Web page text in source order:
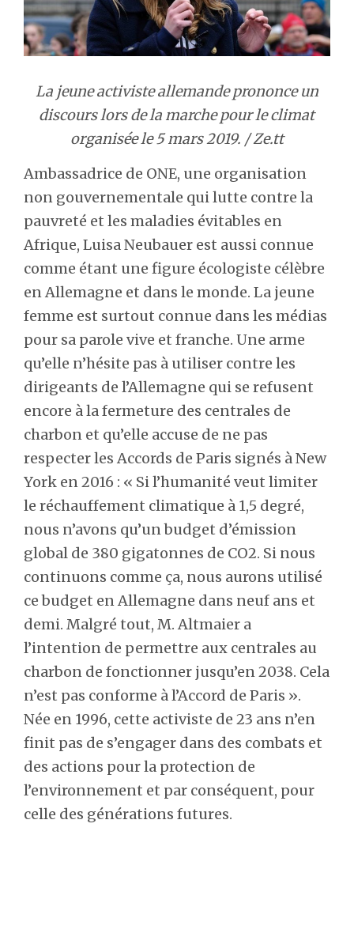
La jeune activiste allemande prononce un
discours lors de la marche pour le climat
organisée le 5 mars 2019. / Ze.tt
Ambassadrice de ONE, une organisation
non gouvernementale qui lutte contre la
pauvreté et les maladies évitables en
Afrique, Luisa Neubauer est aussi connue
comme étant une figure écologiste célèbre
en Allemagne et dans le monde. La jeune
femme est surtout connue dans les médias
pour sa parole vive et franche. Une arme
qu’elle n’hésite pas à utiliser contre les
dirigeants de l’Allemagne qui se refusent
encore à la fermeture des centrales de
charbon et qu’elle accuse de ne pas
respecter les Accords de Paris signés à New
York en 2016 : « Si l’humanité veut limiter
le réchauffement climatique à 1,5 degré,
nous n’avons qu’un budget d’émission
global de 380 gigatonnes de CO2. Si nous
continuons comme ça, nous aurons utilisé
ce budget en Allemagne dans neuf ans et
demi. Malgré tout, M. Altmaier a
l’intention de permettre aux centrales au
charbon de fonctionner jusqu’en 2038. Cela
n’est pas conforme à l’Accord de Paris ».
Née en 1996, cette activiste de 23 ans n’en
finit pas de s’engager dans des combats et
des actions pour la protection de
l’environnement et par conséquent, pour
celle des générations futures.